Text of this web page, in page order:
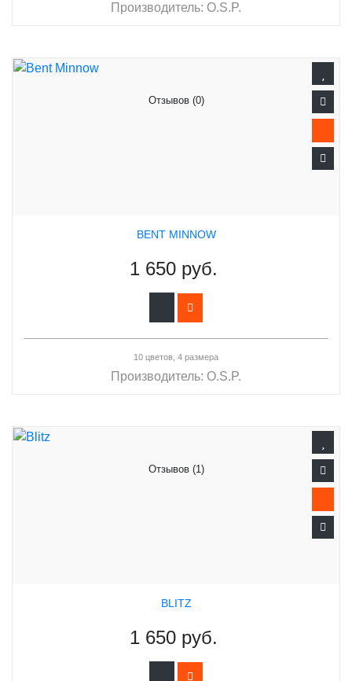
Производитель: O.S.P.
Отзывов (0)
BENT MINNOW
1 650 руб.
10 цветов, 4 размера
Производитель: O.S.P.
Отзывов (1)
BLITZ
1 650 руб.